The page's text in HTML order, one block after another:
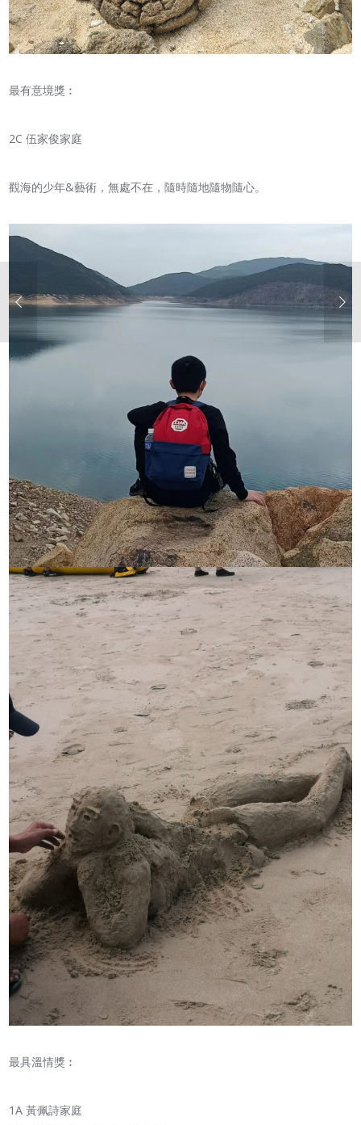
最有意境獎︰
2C 伍家俊家庭
觀海的少年&藝術，無處不在，隨時隨地隨物隨心。
最具溫情獎︰
1A 黃佩詩家庭